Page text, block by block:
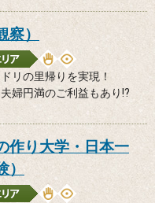
）
リの里帰りを実現！
婦円満のご利益もあり!?
作り大学・日本一